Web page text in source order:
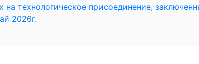
на технологическое присоединение,
2026г.